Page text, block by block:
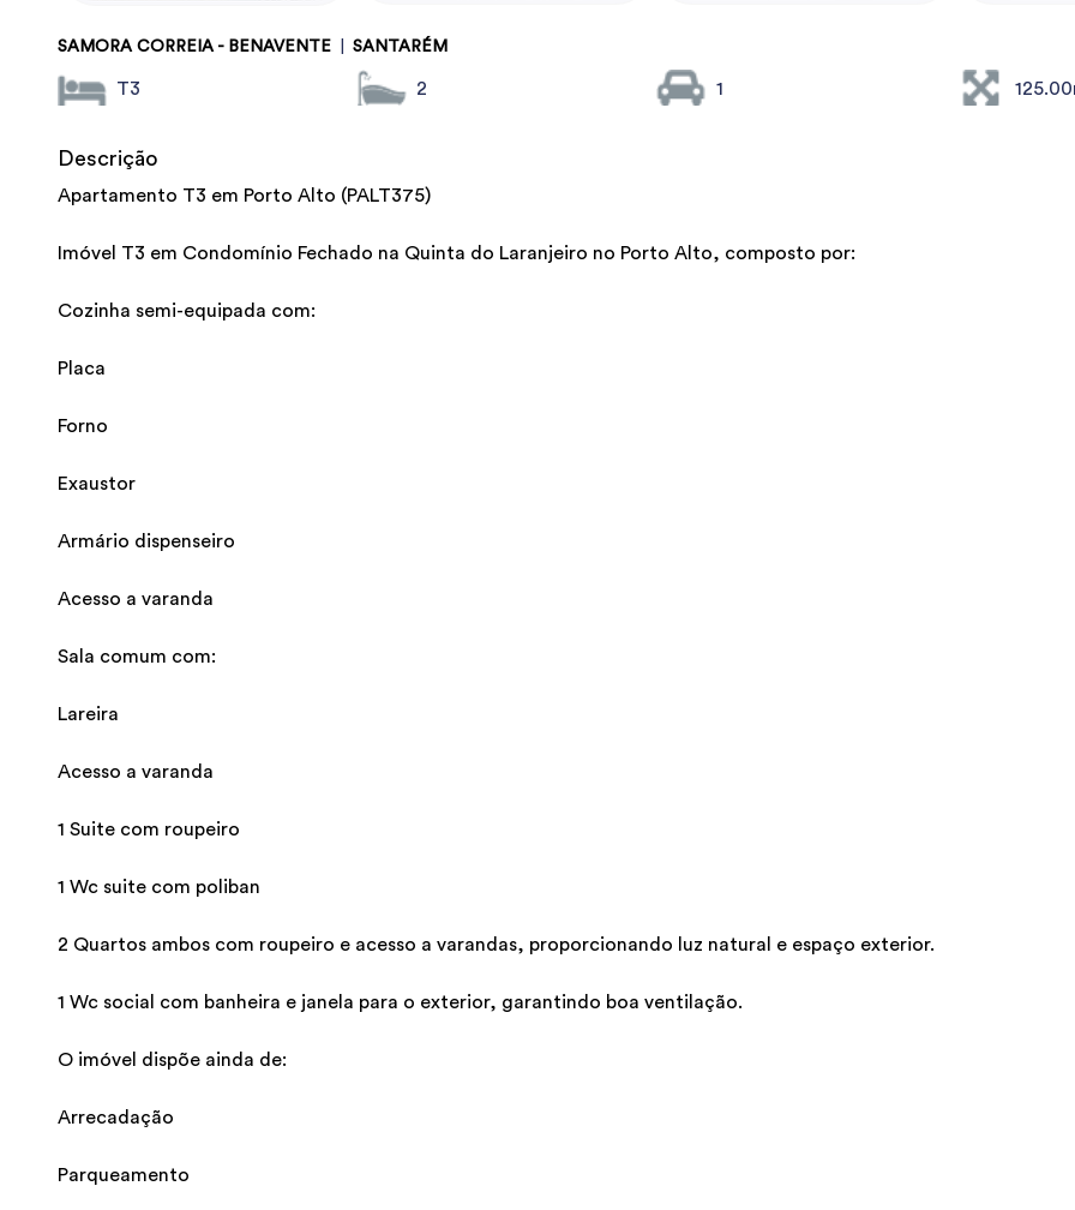
SAMORA CORREIA - BENAVENTE SANTARÉM
T3 2 1
Descrição
Apartamento T3 em Porto Alto (PALT375)
Imóvel T3 em Condomínio Fechado na Quinta do Laranjeiro no Porto Alto, composto por:
Cozinha semi-equipada com:
Placa
Forno
Exaustor
Armário dispenseiro
Acesso a varanda
Sala comum com:
Lareira
Acesso a varanda
1 Suite com roupeiro
1 Wc suite com poliban
2 Quartos ambos com roupeiro e acesso a varandas, proporcionando luz natural e espaço exterior.
1 Wc social com banheira e janela para o exterior, garantindo boa ventilação.
O imóvel dispõe ainda de:
Arrecadação
Parqueamento